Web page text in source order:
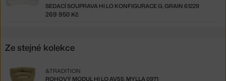
SEDACÍ SOUPRAVA HI LO KONFIGURACE G, GRAIN 61229
269 950 Kč
Ze stejné kolekce
ROHOVÝ MODUL HI LO AV55, MYLLA 0971
&TRADITION